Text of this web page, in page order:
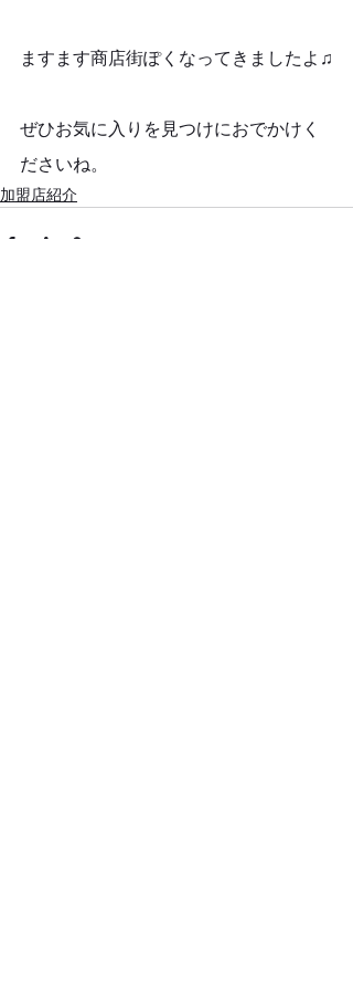
ますます商店街ぽくなってきましたよ♫
ぜひお気に入りを見つけにおでかけく
ださいね。
加盟店紹介